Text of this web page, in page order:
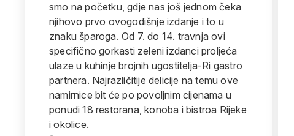
smo na početku, gdje nas još jednom čeka
njihovo prvo ovogodišnje izdanje i to u
znaku šparoga. Od 7. do 14. travnja ovi
specifično gorkasti zeleni izdanci proljeća
ulaze u kuhinje brojnih ugostitelja-Ri gastro
partnera. Najrazličitije delicije na temu ove
namirnice bit će po povoljnim cijenama u
ponudi 18 restorana, konoba i bistroa Rijeke
i okolice.